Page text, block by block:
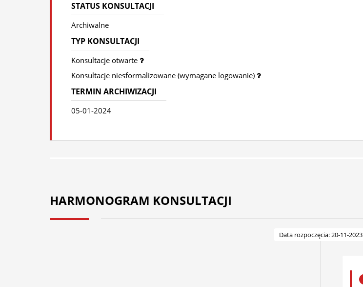
STATUS KONSULTACJI
Archiwalne
TYP KONSULTACJI
Konsultacje otwarte
Konsultacje niesformalizowane (wymagane logowanie)
TERMIN ARCHIWIZACJI
05-01-2024
HARMONOGRAM KONSULTACJI
Data rozpoczęcia: 20-11-2023